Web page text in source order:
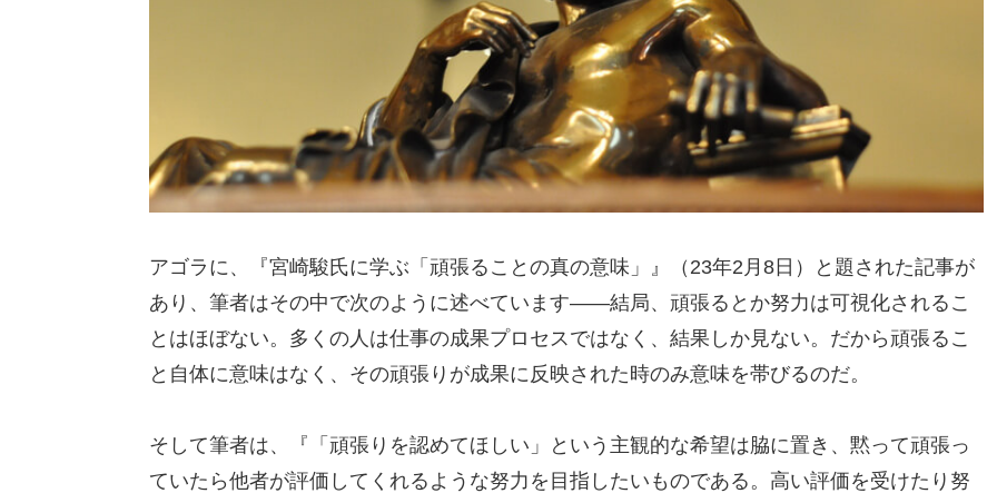
アゴラに、『宮崎駿氏に学ぶ「頑張ることの真の意味」』（23年2月8日）と題された記事が
あり、筆者はその中で次のように述べています――結局、頑張るとか努力は可視化されるこ
とはほぼない。多くの人は仕事の成果プロセスではなく、結果しか見ない。だから頑張るこ
と自体に意味はなく、その頑張りが成果に反映された時のみ意味を帯びるのだ。
そして筆者は、『「頑張りを認めてほしい」という主観的な希望は脇に置き、黙って頑張っ
ていたら他者が評価してくれるような努力を目指したいものである。高い評価を受けたり努